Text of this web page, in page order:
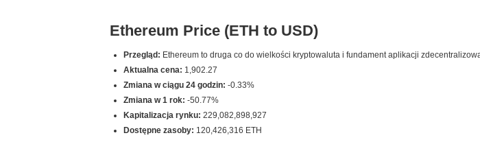
Ethereum Price (ETH to USD)
Przegląd: Ethereum to druga co do wielkości kryptowaluta i fundament aplikacji
Aktualna cena: 1,902.27
Zmiana w ciągu 24 godzin: -0.33%
Zmiana w 1 rok: -50.77%
Kapitalizacja rynku: 229,082,898,927
Dostępne zasoby: 120,426,316 ETH